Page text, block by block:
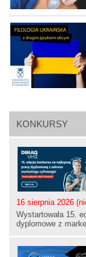
KONKURSY
16 sierpnia 2026
Wystartowała 15.
dyplomowe z